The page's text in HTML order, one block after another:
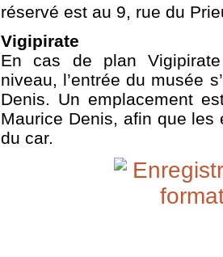
réservé est au 9, rue du
Vigipirate
En cas de plan
niveau, l’entrée du musée
Denis. Un emplacement
Maurice Denis, afin que
du car.